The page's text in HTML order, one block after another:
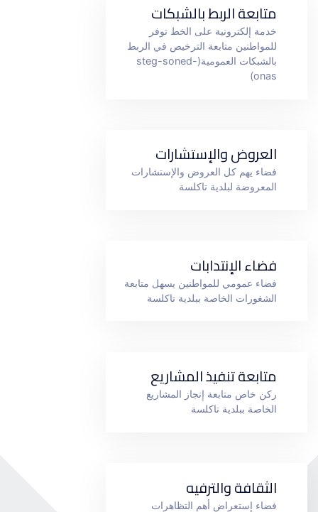
متابعة الربط بالشبكات
خدمة إلكترونية على الخط توفر
للمواطنين متابعة الترخيص في الربط
بالشبكات العمومية(steg-soned-
onas)
العروض والإستشارات
فضاء يهم كل العروض والإستشارات
المعروضة لبلدية تاكلسة
فضاء الإنتدابات
فضاء عمومي للمواطنين يسهل متابعة
الشغورات الخاصة ببلدية تاكلسة
متابعة تنفيذ المشاريع
ركن خاص متابعة إنجاز المشاريع
الخاصة ببلدية تاكلسة
الثقافة والترفيه
فضاء إستعراض أهم التظاهرات